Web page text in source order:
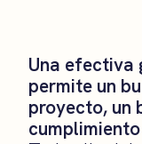
Una efectiva
permite un
proyecto, un